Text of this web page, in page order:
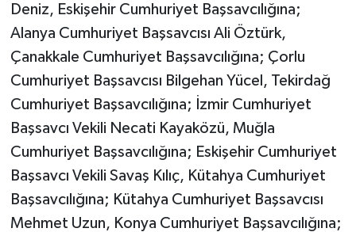
Deniz, Eskişehir Cumhuriyet Başsavcılığına;
Alanya Cumhuriyet Başsavcısı Ali Öztürk,
Çanakkale Cumhuriyet Başsavcılığına; Çorlu
Cumhuriyet Başsavcısı Bilgehan Yücel, Tekirdağ
Cumhuriyet Başsavcılığına; İzmir Cumhuriyet
Başsavcı Vekili Necati Kayaközü, Muğla
Cumhuriyet Başsavcılığına; Eskişehir Cumhuriyet
Başsavcı Vekili Savaş Kılıç, Kütahya Cumhuriyet
Başsavcılığına; Kütahya Cumhuriyet Başsavcısı
Mehmet Uzun, Konya Cumhuriyet Başsavcılığına;